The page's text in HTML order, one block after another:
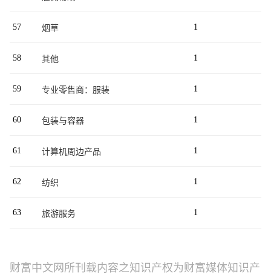
57 烟草 1
58 其他 1
59 专业零售商：服装 1
60 包装与容器 1
61 计算机周边产品 1
62 纺织 1
63 旅游服务 1
财富中文网所刊载内容之知识产权为财富媒体知识产